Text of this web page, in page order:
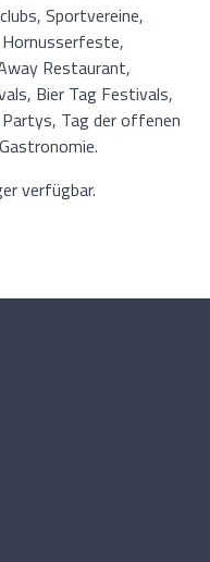
Sportvereine,
Restaurant,
Bier Tag Festivals,
Tag der offenen
verfügbar.